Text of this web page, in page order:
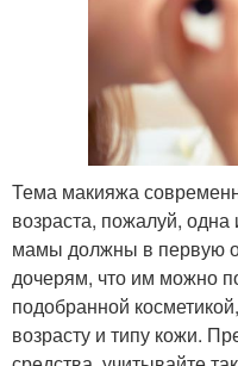
Тема макияжа
возраста, пожалуй,
мамы должны в первую
дочерям, что им можно
подобранной
возрасту и типу кожи.